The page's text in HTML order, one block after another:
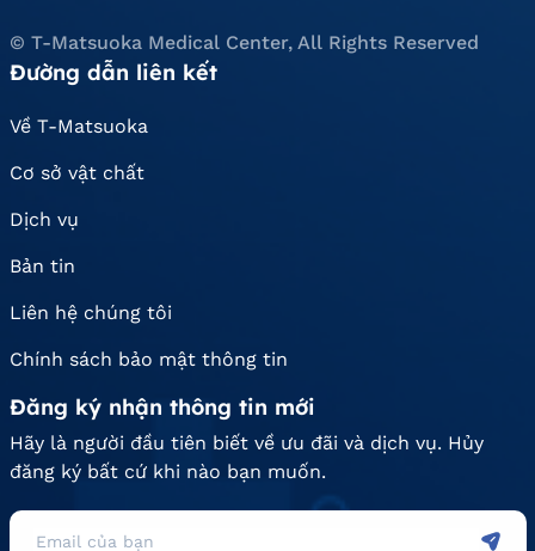
© T-Matsuoka Medical Center, All Rights Reserved
Đường dẫn liên kết
Về T-Matsuoka
Cơ sở vật chất
Dịch vụ
Bản tin
Liên hệ chúng tôi
Chính sách bảo mật thông tin
Đăng ký nhận thông tin mới
Hãy là người đầu tiên biết về ưu đãi và dịch vụ. Hủy
đăng ký bất cứ khi nào bạn muốn.